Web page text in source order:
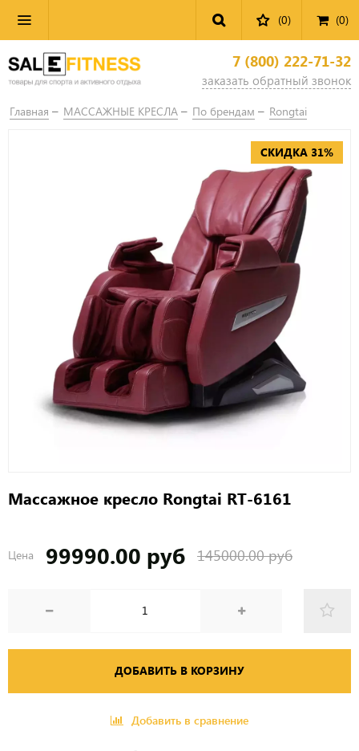
(0) (0)
7 (800) 222-71-32
заказать обратный звонок
Главная МАССАЖНЫЕ КРЕСЛА По брендам Rongtai
СКИДКА 31%
Массажное кресло Rongtai RT-6161
Цена 99990.00 руб 145000.00 руб
ДОБАВИТЬ В КОРЗИНУ
Добавить в сравнение